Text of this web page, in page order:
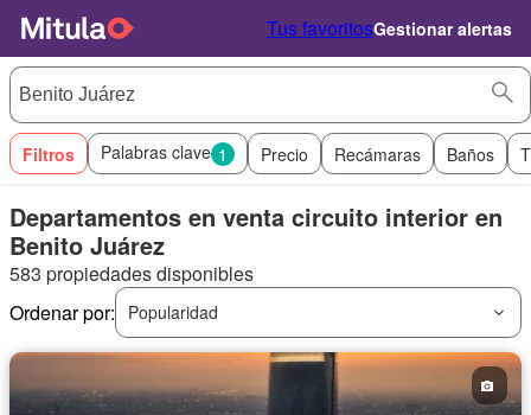
Tus favoritosGestionar alertas
Filtros Palabras clave 1 Precio Recámaras Baños
Departamentos en venta circuito interior en
Benito Juárez
583 propiedades disponibles
Ordenar por:
Popularidad